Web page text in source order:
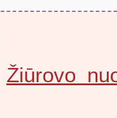
Žiūrovo